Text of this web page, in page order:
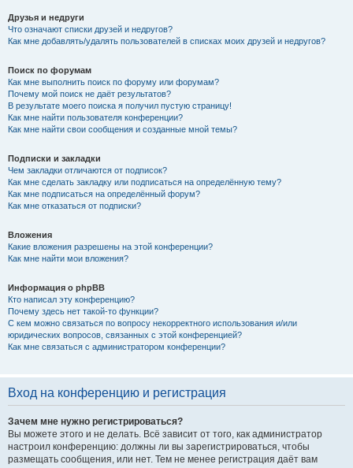
Друзья и недруги
Что означают списки друзей и недругов?
Как мне добавлять/удалять пользователей в списках моих друзей и недругов?
Поиск по форумам
Как мне выполнить поиск по форуму или форумам?
Почему мой поиск не даёт результатов?
В результате моего поиска я получил пустую страницу!
Как мне найти пользователя конференции?
Как мне найти свои сообщения и созданные мной темы?
Подписки и закладки
Чем закладки отличаются от подписок?
Как мне сделать закладку или подписаться на определённую тему?
Как мне подписаться на определённый форум?
Как мне отказаться от подписки?
Вложения
Какие вложения разрешены на этой конференции?
Как мне найти мои вложения?
Информация о phpBB
Кто написал эту конференцию?
Почему здесь нет такой-то функции?
С кем можно связаться по вопросу некорректного использования и/или
юридических вопросов, связанных с этой конференцией?
Как мне связаться с администратором конференции?
Вход на конференцию и регистрация
Зачем мне нужно регистрироваться?
Вы можете этого и не делать. Всё зависит от того, как администратор
настроил конференцию: должны ли вы зарегистрироваться, чтобы
размещать сообщения, или нет. Тем не менее регистрация даёт вам